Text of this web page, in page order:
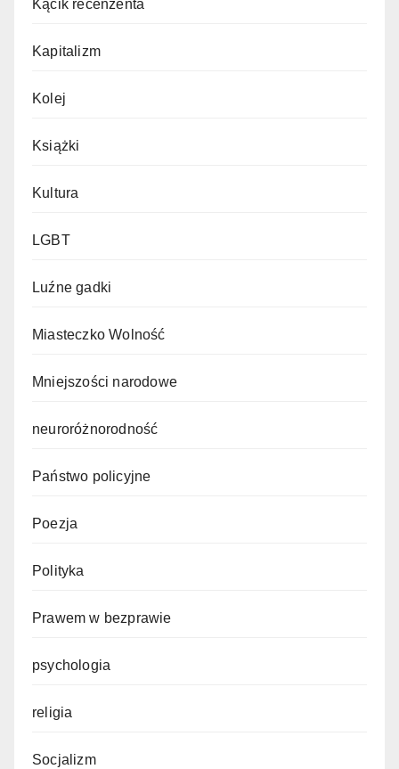
Kącik recenzenta
Kapitalizm
Kolej
Książki
Kultura
LGBT
Luźne gadki
Miasteczko Wolność
Mniejszości narodowe
neuroróżnorodność
Państwo policyjne
Poezja
Polityka
Prawem w bezprawie
psychologia
religia
Socjalizm